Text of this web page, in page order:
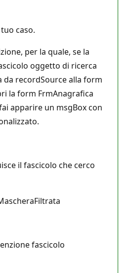
caso.
per la quale, se la
oggetto di ricerca
da recordSource alla form
la form FrmAnagrafica
apparire un msgBox con
il fascicolo che cerco
fascicolo